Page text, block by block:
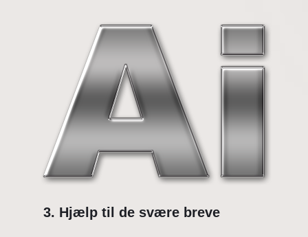
3. Hjælp til de svære breve